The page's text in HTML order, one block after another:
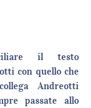
il testo
con quello che
Andreotti
passate allo